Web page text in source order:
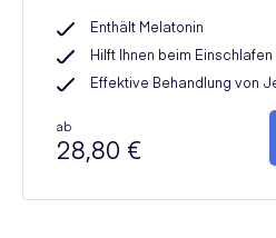
Enthält Melatonin
Hilft Ihnen beim Einschlafen
Effektive Behandlung von
ab
28,80 €